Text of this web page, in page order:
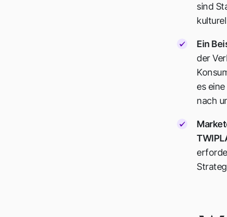
sind
Ein
der
es
nach